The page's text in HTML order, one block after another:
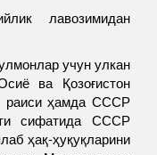
лавозимидан
учун улкан
ва Қозоғистон
раиси ҳамда СССР
сифатида СССР
ҳақ-ҳуқуқларини